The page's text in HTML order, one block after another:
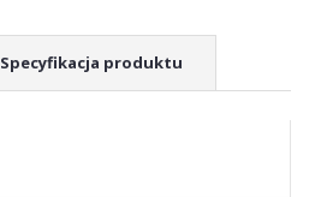
Specyfikacja produktu